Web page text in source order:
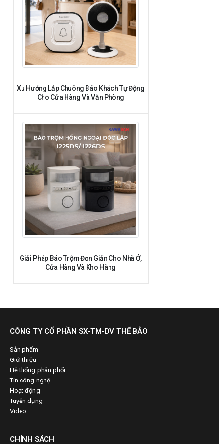
Xu Hướng Lắp Chuông Báo Khách Tự Động
Cho Cửa Hàng Và Văn Phòng
Giải Pháp Báo Trộm Đơn Giản Cho Nhà Ở,
Cửa Hàng Và Kho Hàng
CÔNG TY CỔ PHẦN SX-TM-DV THẾ BẢO
Sản phẩm
Giới thiệu
Hệ thống phân phối
Tin công nghệ
Hoạt động
Tuyển dụng
Video
CHÍNH SÁCH